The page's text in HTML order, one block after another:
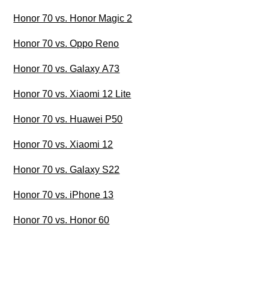
Honor 70 vs. Honor Magic 2
Honor 70 vs. Oppo Reno
Honor 70 vs. Galaxy A73
Honor 70 vs. Xiaomi 12 Lite
Honor 70 vs. Huawei P50
Honor 70 vs. Xiaomi 12
Honor 70 vs. Galaxy S22
Honor 70 vs. iPhone 13
Honor 70 vs. Honor 60